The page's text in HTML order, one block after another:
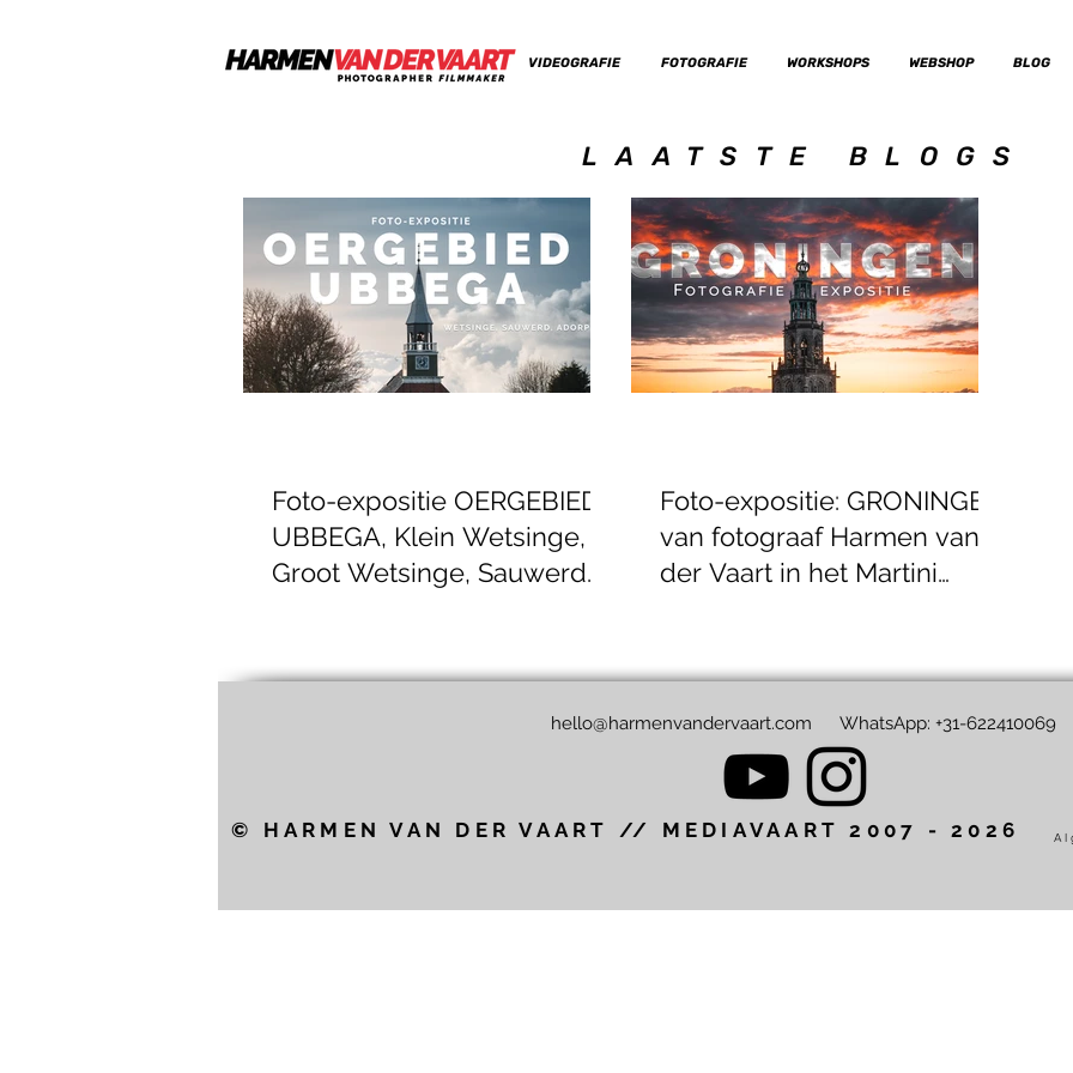
VIDEOGRAFIE FOTOGRAFIE WORKSHOPS WEBSHOP BLOG
LAATSTE BLOGS
Foto-expositie OERGEBIED
UBBEGA, Klein Wetsinge,
Groot Wetsinge, Sauwerd
Foto-expositie: GRONINGEN
van fotograaf Harmen van
der Vaart in het Martini
hello@harmenvandervaart.com WhatsApp: +31-622410069
© HARMEN VAN DER VAART // MEDIAVAART 2007 - 2026